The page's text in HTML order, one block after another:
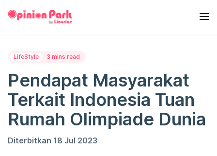
LifeStyle 3 mins read
Pendapat Masyarakat
Terkait Indonesia Tuan
Rumah Olimpiade Dunia
Diterbitkan 18 Jul 2023